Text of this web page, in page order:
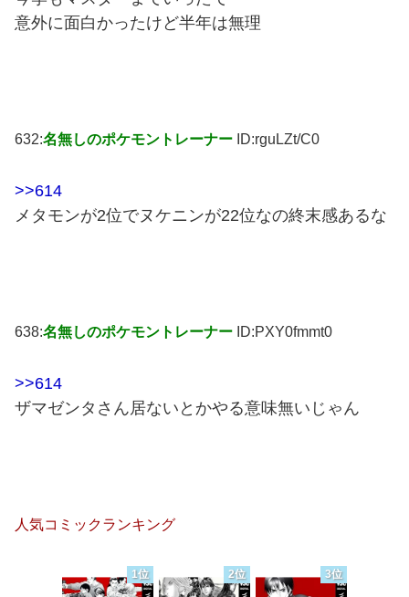
意外に面白かったけど半年は無理
632:名無しのポケモントレーナー ID:rguLZt/C0
>>614
メタモンが2位でヌケニンが22位なの終末感あるな
638:名無しのポケモントレーナー ID:PXY0fmmt0
>>614
ザマゼンタさん居ないとかやる意味無いじゃん
人気コミックランキング
1位 2位 3位